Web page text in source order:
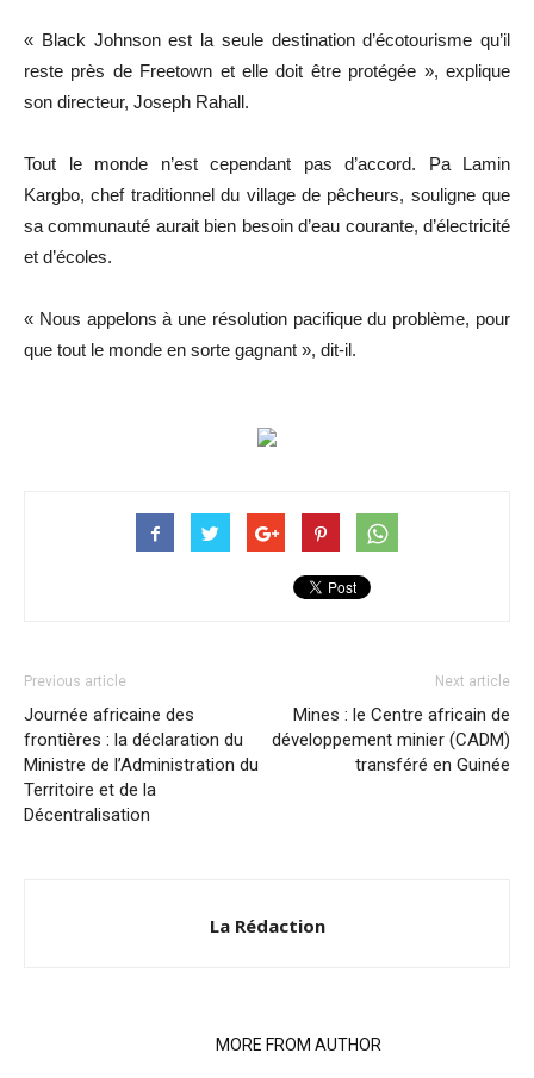
« Black Johnson est la seule destination d’écotourisme qu’il
reste près de Freetown et elle doit être protégée », explique
son directeur, Joseph Rahall.
Tout le monde n’est cependant pas d’accord. Pa Lamin
Kargbo, chef traditionnel du village de pêcheurs, souligne que
sa communauté aurait bien besoin d’eau courante, d’électricité
et d’écoles.
« Nous appelons à une résolution pacifique du problème, pour
que tout le monde en sorte gagnant », dit-il.
Previous article
Journée africaine des
frontières : la déclaration du
Ministre de l’Administration du
Territoire et de la
Décentralisation
Next article
Mines : le Centre africain de
développement minier (CADM)
transféré en Guinée
La Rédaction
MORE FROM AUTHOR